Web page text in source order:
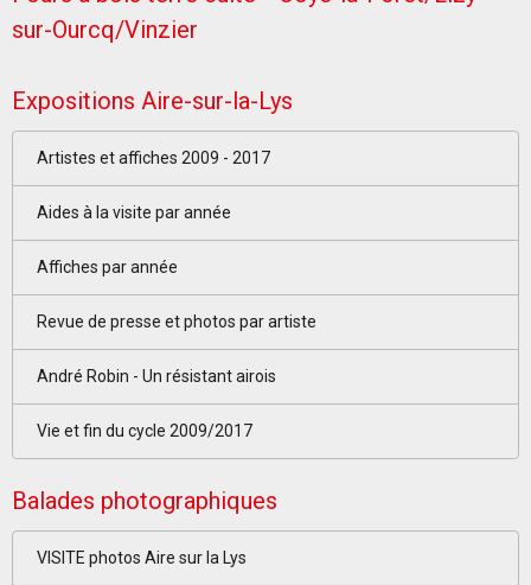
sur-Ourcq/Vinzier
Expositions Aire-sur-la-Lys
Artistes et affiches 2009 - 2017
Aides à la visite par année
Affiches par année
Revue de presse et photos par artiste
André Robin - Un résistant airois
Vie et fin du cycle 2009/2017
Balades photographiques
VISITE photos Aire sur la Lys